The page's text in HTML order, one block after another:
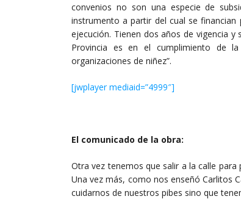
convenios no son una especie de
instrumento a partir del cual se
ejecución. Tienen dos años de vigencia
Provincia es en el cumplimiento de
organizaciones de niñez”.
[jwplayer mediaid=”4999″]
El comunicado de la obra:
Otra vez tenemos que salir a la calle
Una vez más, como nos enseñó Carlitos
cuidarnos de nuestros pibes sino que